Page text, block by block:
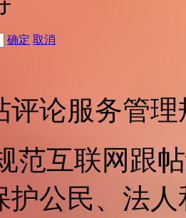
确定 取消
评论服务管理
范互联网跟
护公民、法